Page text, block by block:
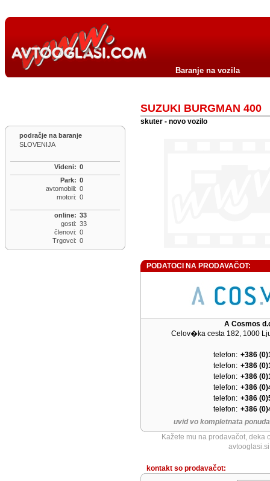
Baranje na vozila
podračje na baranje
SLOVENIJA
Videni: 0
Park: 0
avtomobili: 0
motori: 0
online: 33
gosti: 33
členovi: 0
Trgovci: 0
SUZUKI BURGMAN 400
skuter - novo vozilo
PODATOCI NA PRODAVAČOT:
A Cosmos
Celov�ka cesta 182, 1000
telefon:
telefon:
telefon:
telefon:
telefon:
telefon:
+386
+386
+386
+386
+386
+386
uvid vo kompletnata
Kažete mu na prodavačot, deka
avtooglasi.si
kontakt so prodavačot: